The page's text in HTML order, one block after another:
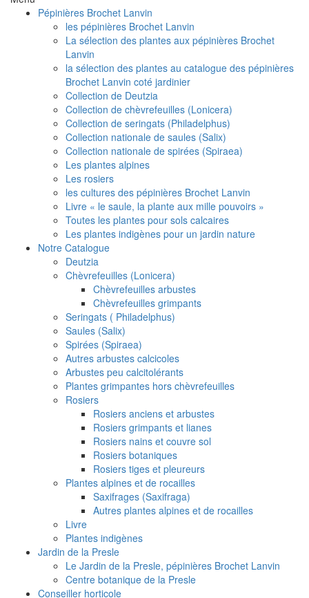
Pépinières Brochet Lanvin
les pépinières Brochet Lanvin
La sélection des plantes aux pépinières Brochet
Lanvin
la sélection des plantes au catalogue des pépinières
Brochet Lanvin coté jardinier
Collection de Deutzia
Collection de chèvrefeuilles (Lonicera)
Collection de seringats (Philadelphus)
Collection nationale de saules (Salix)
Collection nationale de spirées (Spiraea)
Les plantes alpines
Les rosiers
les cultures des pépinières Brochet Lanvin
Livre « le saule, la plante aux mille pouvoirs »
Toutes les plantes pour sols calcaires
Les plantes indigènes pour un jardin nature
Notre Catalogue
Deutzia
Chèvrefeuilles (Lonicera)
Chèvrefeuilles arbustes
Chèvrefeuilles grimpants
Seringats ( Philadelphus)
Saules (Salix)
Spirées (Spiraea)
Autres arbustes calcicoles
Arbustes peu calcitolérants
Plantes grimpantes hors chèvrefeuilles
Rosiers
Rosiers anciens et arbustes
Rosiers grimpants et lianes
Rosiers nains et couvre sol
Rosiers botaniques
Rosiers tiges et pleureurs
Plantes alpines et de rocailles
Saxifrages (Saxifraga)
Autres plantes alpines et de rocailles
Livre
Plantes indigènes
Jardin de la Presle
Le Jardin de la Presle, pépinières Brochet Lanvin
Centre botanique de la Presle
Conseiller horticole